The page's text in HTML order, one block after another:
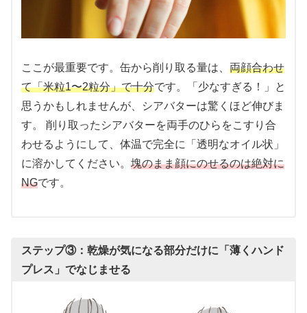
ここが最重要です。缶から削り取る量は、 両顔合わせ
て「米粒1〜2粒分」で十分です。「少なすぎる！」と
思うかもしれませんが、シアバターは驚くほど伸びま
す。 削り取ったシアバターを両手のひらをこすり合
わせるようにして、体温で完全に「透明なオイル状」
に溶かしてください。 塊のまま顔にのせるのは絶対に
NGです。
ステップ③：乾燥が気になる部分だけに「薄くハンド
プレス」でなじませる